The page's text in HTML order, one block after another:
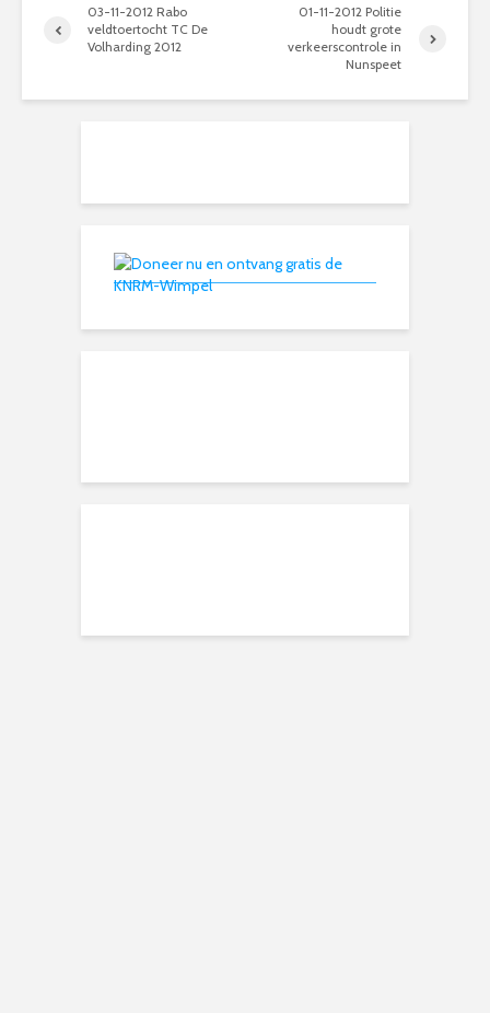
03-11-2012 Rabo
veldtoertocht TC De
Volharding 2012
01-11-2012 Politie
houdt grote
verkeerscontrole in
Nunspeet